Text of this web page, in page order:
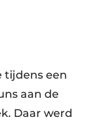
tijdens een
aan de
Daar werd